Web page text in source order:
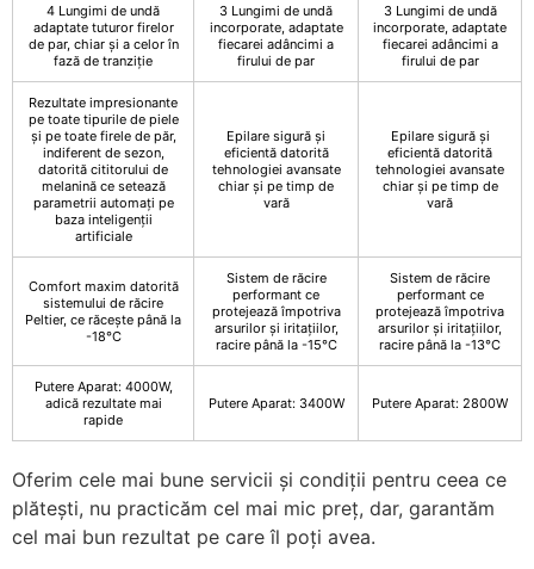
4 Lungimi de undă
adaptate tuturor firelor
de par, chiar și a celor în
fază de tranziție
3 Lungimi de undă
incorporate, adaptate
fiecarei adâncimi a
firului de par
3 Lungimi de undă
incorporate, adaptate
fiecarei adâncimi a
firului de par
Rezultate impresionante
pe toate tipurile de piele
și pe toate firele de păr,
indiferent de sezon,
datorită cititorului de
melanină ce setează
parametrii automați pe
baza inteligenții
artificiale
Epilare sigură și
eficientă datorită
tehnologiei avansate
chiar și pe timp de
vară
Epilare sigură și
eficientă datorită
tehnologiei avansate
chiar și pe timp de
vară
Comfort maxim datorită
sistemului de răcire
Peltier, ce răcește până la
-18°C
Sistem de răcire
performant ce
protejează împotriva
arsurilor și iritațiilor,
racire până la -15°C
Sistem de răcire
performant ce
protejează împotriva
arsurilor și iritațiilor,
racire până la -13°C
Putere Aparat: 4000W,
adică rezultate mai
rapide
Putere Aparat: 3400W Putere Aparat: 2800W
Oferim cele mai bune servicii și condiții pentru ceea ce
plătești, nu practicăm cel mai mic preț, dar, garantăm
cel mai bun rezultat pe care îl poți avea.